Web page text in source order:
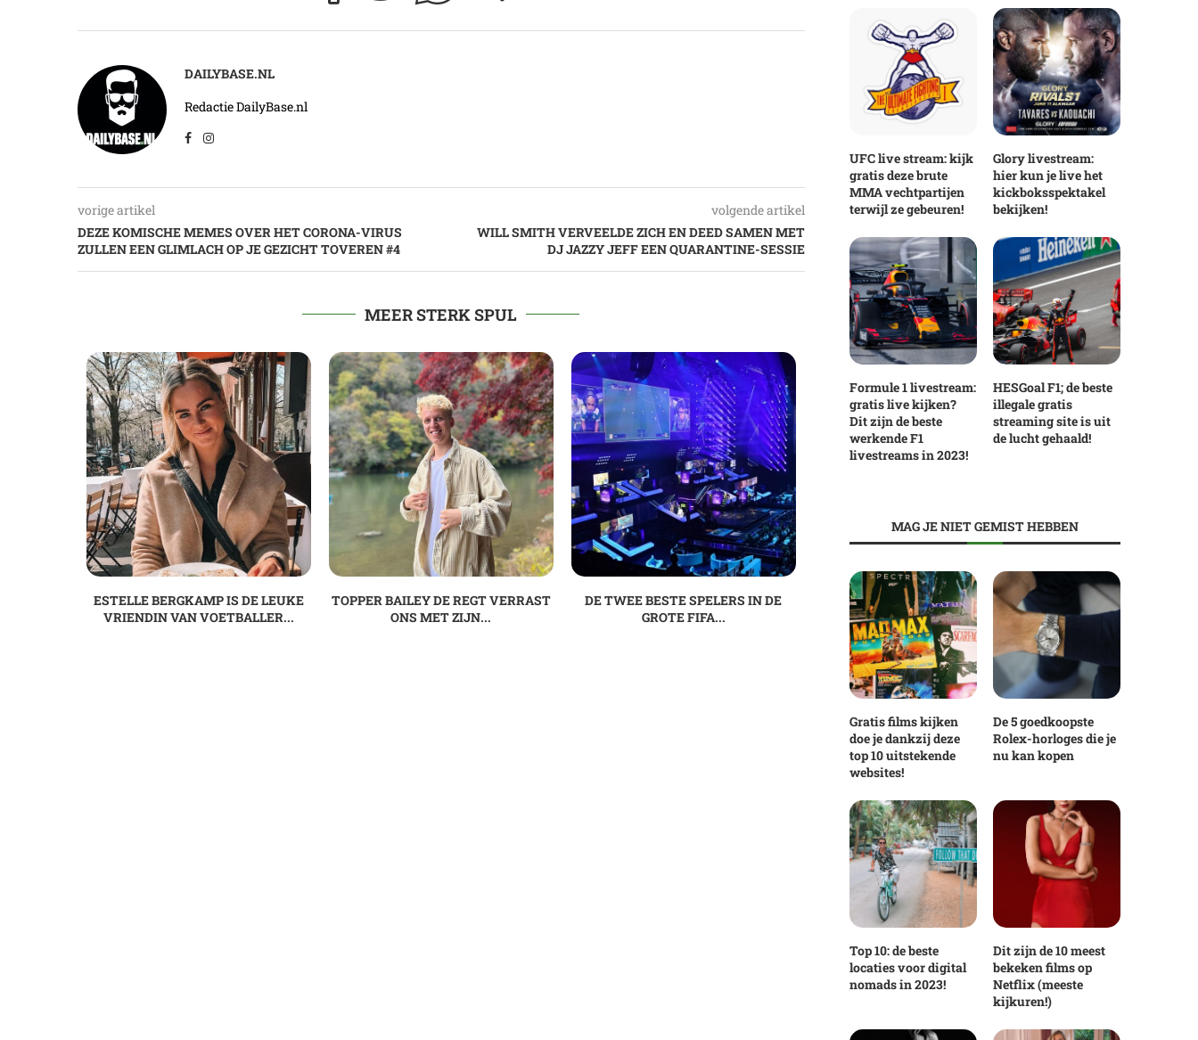
DAILYBASE.NL
Redactie DailyBase.nl
vorige artikel
DEZE KOMISCHE MEMES OVER HET CORONA-VIRUS
ZULLEN EEN GLIMLACH OP JE GEZICHT TOVEREN #4
volgende artikel
WILL SMITH VERVEELDE ZICH EN DEED SAMEN MET
DJ JAZZY JEFF EEN QUARANTINE-SESSIE
MEER STERK SPUL
ESTELLE BERGKAMP IS DE LEUKE
VRIENDIN VAN VOETBALLER...
TOPPER BAILEY DE REGT VERRAST
ONS MET ZIJN...
DE TWEE BESTE SPELERS IN DE
GROTE FIFA...
UFC live stream: kijk
gratis deze brute
MMA vechtpartijen
terwijl ze gebeuren!
Glory livestream:
hier kun je live het
kickboksspektakel
bekijken!
Formule 1 livestream:
gratis live kijken?
Dit zijn de beste
werkende F1
livestreams in 2023!
HESGoal F1; de beste
illegale gratis
streaming site is uit
de lucht gehaald!
MAG JE NIET GEMIST HEBBEN
Gratis films kijken
doe je dankzij deze
top 10 uitstekende
websites!
De 5 goedkoopste
Rolex-horloges die je
nu kan kopen
Top 10: de beste
locaties voor digital
nomads in 2023!
Dit zijn de 10 meest
bekeken films op
Netflix (meeste
kijkuren!)